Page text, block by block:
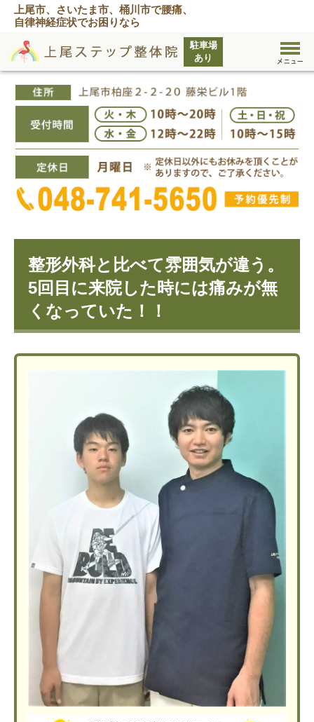
上尾市、さいたま市、桶川市で腰痛、
自律神経症状でお困りなら
整形外科と比べて雰囲気が違う。
5回目に来院した時には痛みが無
くなっていた！！